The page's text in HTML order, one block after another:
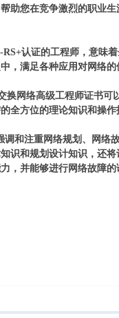
助您在竞争激烈的职业生
认证的工程师，意味
，满足各种应用对网络的
换网络高级工程师证书
全方位的理论知识和操
调和注重网络规划、网络
识和规划设计知识，还
，并能够进行网络故障